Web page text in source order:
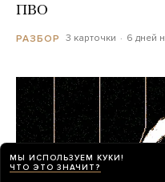
ПВО
РАЗБОР 3 карточки 6 дней
МЫ ИСПОЛЬЗУЕМ КУКИ!
ЧТО ЭТО ЗНАЧИТ?